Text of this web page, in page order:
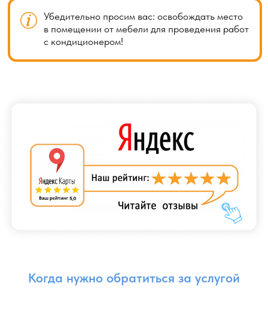
Как часто необходима дозаправка
кондиционера
Если в течении 1 года после установки кондиционера
снижается уровень фреона (кондиционер плохо
поддержания нормального функционирования системы
после 3 лет необходимо проводить дозаправку
кондиционера. Это позволит избежать проблем, таких
как образование инея на наружном блоке или резкое
снижение эффективности работы.
Если вы пропустили дозаправку (или не проводили
техническое обслуживание в течение 2 лет после
установки) и заметили первые признаки недостатка
хладагента в системе, рекомендуется отключить